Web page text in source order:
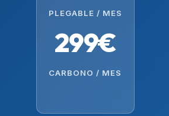
PLEGABLE / MES
299€
CARBONO / MES